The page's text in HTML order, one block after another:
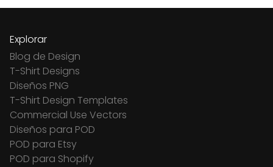
Explorar
Blog de Design
T-Shirt Designs
Diseños PNG
T-Shirt Design Templates
Commercial Use Vectors
Diseños para POD
POD para Etsy
POD para Shopify